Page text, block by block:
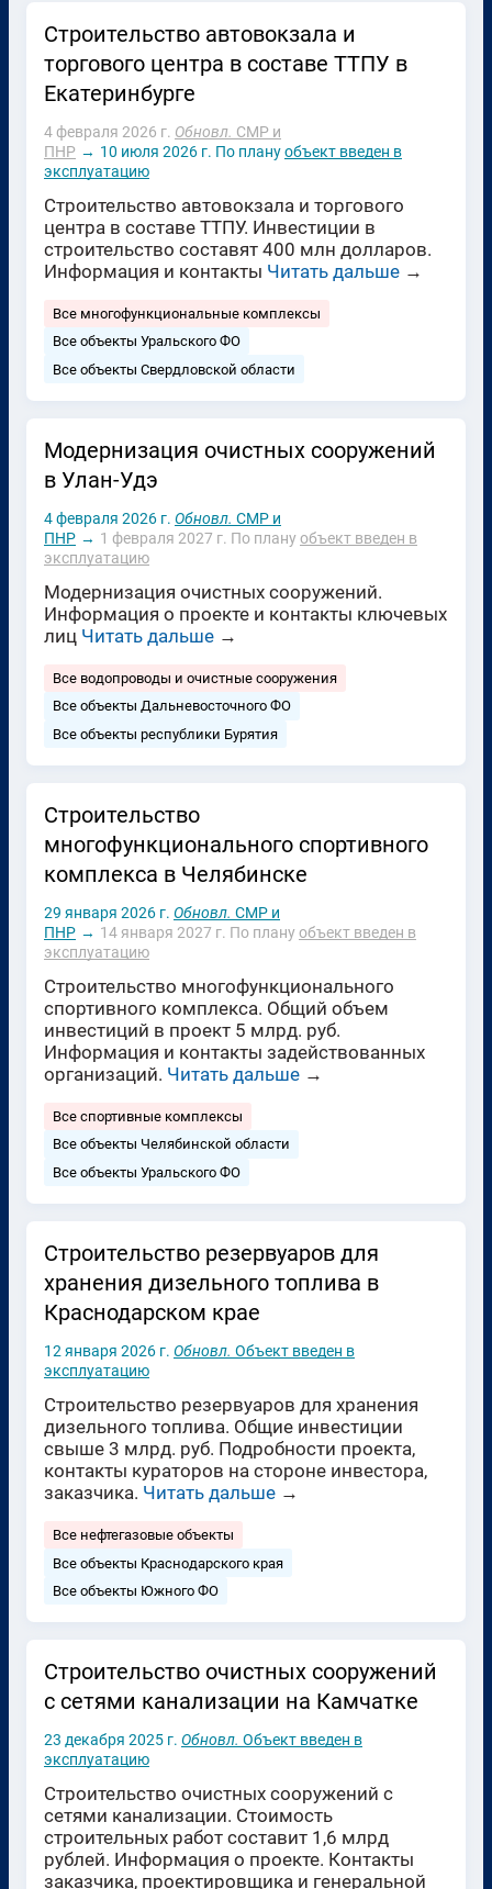
Строительство автовокзала и
торгового центра в составе ТТПУ в
Екатеринбурге
4 февраля 2026 г. Обновл. СМР и
ПНР → 10 июля 2026 г. По плануобъект введен в
эксплуатацию
Строительство автовокзала и торгового
центра в составе ТТПУ. Инвестиции в
строительство составят 400 млн долларов.
Информация и контакты Читать дальше →
Все многофункциональные комплексы
Все объекты Уральского ФО
Все объекты Свердловской области
Модернизация очистных сооружений
в Улан-Удэ
4 февраля 2026 г. Обновл. СМР и
ПНР → 1 февраля 2027 г. По плануобъект введен в
эксплуатацию
Модернизация очистных сооружений.
Информация о проекте и контакты ключевых
лиц Читать дальше →
Все водопроводы и очистные сооружения
Все объекты Дальневосточного ФО
Все объекты республики Бурятия
Строительство
многофункционального спортивного
комплекса в Челябинске
29 января 2026 г. Обновл. СМР и
ПНР → 14 января 2027 г. По плануобъект введен в
эксплуатацию
Строительство многофункционального
спортивного комплекса. Общий объем
инвестиций в проект 5 млрд. руб.
Информация и контакты задействованных
организаций. Читать дальше →
Все спортивные комплексы
Все объекты Челябинской области
Все объекты Уральского ФО
Строительство резервуаров для
хранения дизельного топлива в
Краснодарском крае
12 января 2026 г. Обновл. Объект введен в
эксплуатацию
Строительство резервуаров для хранения
дизельного топлива. Общие инвестиции
свыше 3 млрд. руб. Подробности проекта,
контакты кураторов на стороне инвестора,
заказчика. Читать дальше →
Все нефтегазовые объекты
Все объекты Краснодарского края
Все объекты Южного ФО
Строительство очистных сооружений
с сетями канализации на Камчатке
23 декабря 2025 г. Обновл. Объект введен в
эксплуатацию
Строительство очистных сооружений с
сетями канализации. Стоимость
строительных работ составит 1,6 млрд
рублей. Информация о проекте. Контакты
заказчика, проектировщика и генеральной